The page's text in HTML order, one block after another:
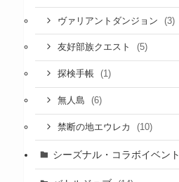
ヴァリアントダンジョン (3)
友好部族クエスト (5)
探検手帳 (1)
無人島 (6)
禁断の地エウレカ (10)
シーズナル・コラボイベント